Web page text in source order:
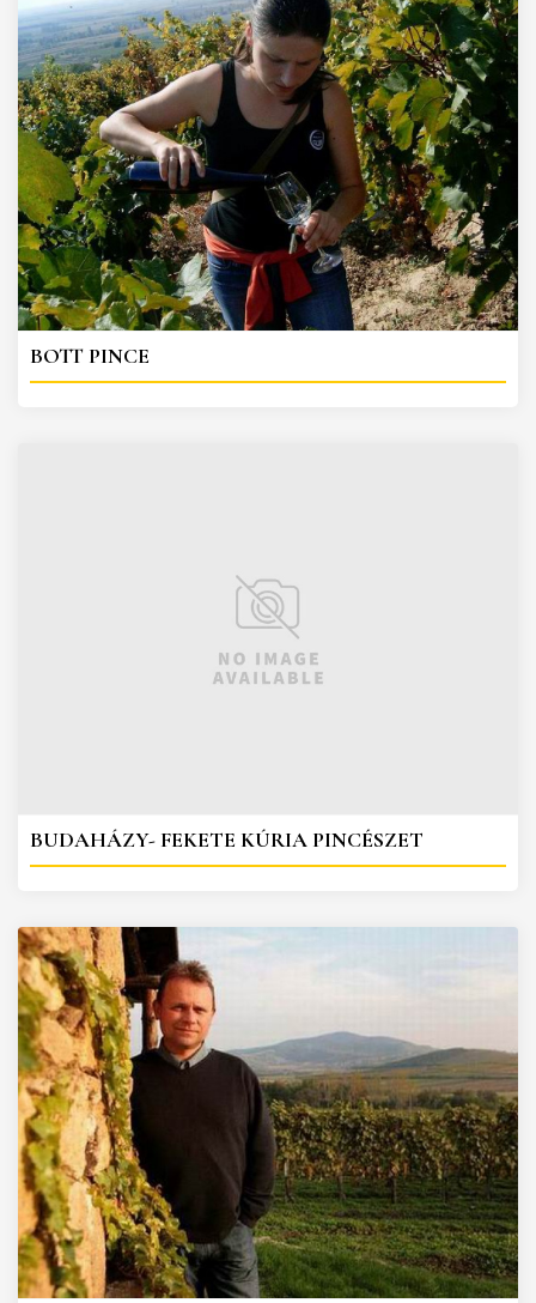
BOTT PINCE
BUDAHÁZY- FEKETE KÚRIA PINCÉSZET